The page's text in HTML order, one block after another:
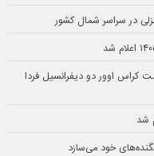
در سراسر شمال کشور
کراس اوور دو دیفرانسیل فردا
خود می‌سازد